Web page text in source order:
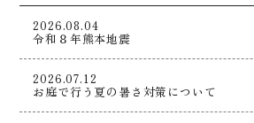
2026.08.04
令和８年熊本地震
2026.07.12
お庭で行う夏の暑さ対策について